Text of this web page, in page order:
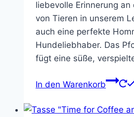
liebevolle Erinnerung
von Tieren in unserem
auch eine perfekte
Hundeliebhaber. Das
fügt eine süße,
In den Warenkorb